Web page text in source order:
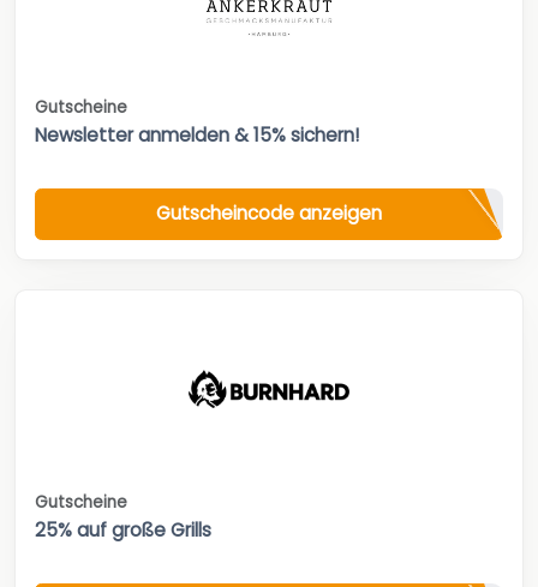
Gutscheine
Newsletter anmelden & 15% sichern!
Gutscheincode anzeigen
Gutscheine
25% auf große Grills